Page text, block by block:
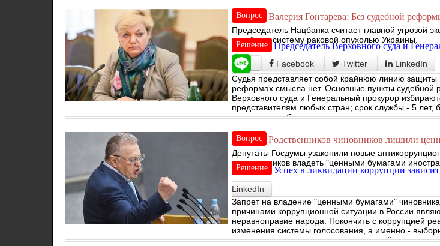
Вопрос Валерия Гонтарева: Без судебной
Председатель Нацбанка считает главной угрозой
судебную систему раковой опухолью Украины.
Решение Председатель Верховного суда и
Facebook Twitter LinkedIn
Судья представляет собой крайнюю линию защиты
реформах смысла нет. Основные пункты
Верховного суда и Генеральный прокурор
представителям любых стран; срок службы - 5
долг - нести абсолютную ответственность перед
Вопрос Родственников чиновников лишили
Депутаты Госдумы узаконили новые
родственников владеть "ценными бумагами
Решение Успех в ликвидации коррупции
LinkedIn
Запрет на владение "ценными бумагами"
причинами коррупционной ситуации в России
неравноправие народа. Покончить с коррупцией
изменения системы голосования, а именно -
кампания строиться на некоммерческой основе.